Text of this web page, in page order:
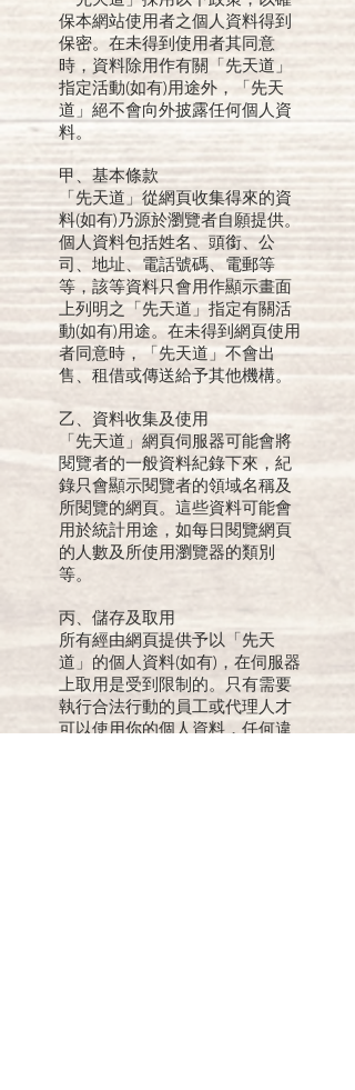
保本網站使用者之個人資料得到
保密。在未得到使用者其同意
時，資料除用作有關「先天道」
指定活動(如有)用途外，「先天
道」絕不會向外披露任何個人資
料。
甲、基本條款
「先天道」從網頁收集得來的資
料(如有)乃源於瀏覽者自願提供。
個人資料包括姓名、頭銜、公
司、地址、電話號碼、電郵等
等，該等資料只會用作顯示畫面
上列明之「先天道」指定有關活
動(如有)用途。在未得到網頁使用
者同意時，「先天道」不會出
售、租借或傳送給予其他機構。
乙、資料收集及使用
「先天道」網頁伺服器可能會將
閱覽者的一般資料紀錄下來，紀
錄只會顯示閱覽者的領域名稱及
所閱覽的網頁。這些資料可能會
用於統計用途，如每日閱覽網頁
的人數及所使用瀏覽器的類別
等。
丙、儲存及取用
所有經由網頁提供予以「先天
道」的個人資料(如有)，在伺服器
上取用是受到限制的。只有需要
執行合法行動的員工或代理人才
可以使用你的個人資料，任何違